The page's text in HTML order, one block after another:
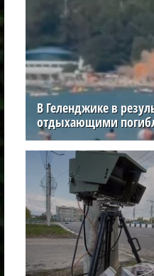
В Геленджике в
отдыхающими